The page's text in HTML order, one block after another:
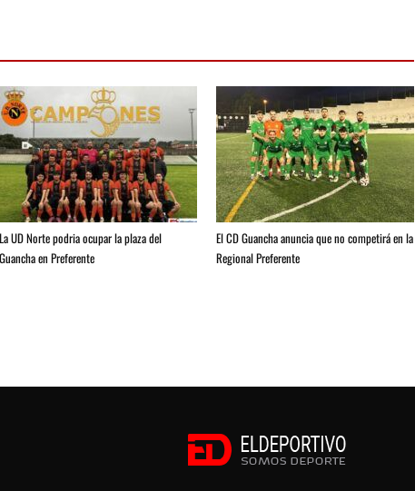
La UD Norte podria ocupar la plaza del
Guancha en Preferente
El CD Guancha anuncia que no competirá en la
Regional Preferente